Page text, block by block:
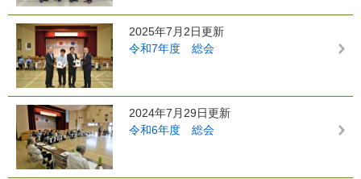
2025年7月2日更新
令和7年度 総会
2024年7月29日更新
令和6年度 総会